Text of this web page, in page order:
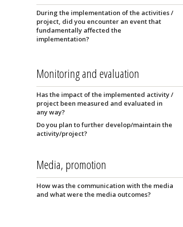
During the implementation of the activities /
project, did you encounter an event that
fundamentally affected the
implementation?
Monitoring and evaluation
Has the impact of the implemented activity /
project been measured and evaluated in
any way?
Do you plan to further develop/maintain the
activity/project?
Media, promotion
How was the communication with the media
and what were the media outcomes?